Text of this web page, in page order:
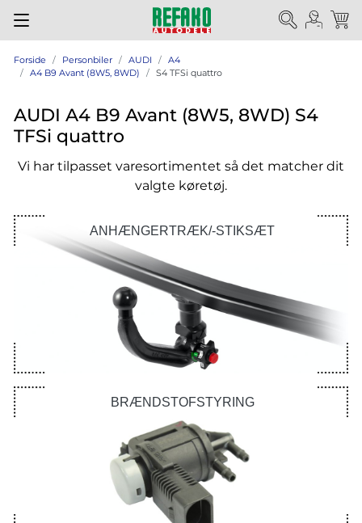
Forside Personbiler AUDI
A4
A4 B9 Avant (8W5, 8WD)
S4 TFSi quattro
AUDI A4 B9 Avant (8W5, 8WD) S4
TFSi quattro
Vi har tilpasset varesortimentet så det matcher dit
valgte køretøj.
ANHÆNGERTRÆK/-STIKSÆT
BRÆNDSTOFSTYRING